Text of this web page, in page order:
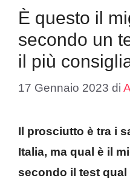
È questo il
secondo un
il più
17 Gennaio 2023 di
Il prosciutto è tra i
Italia, ma qual è il
secondo il test